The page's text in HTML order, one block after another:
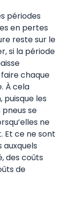
périodes
en pertes
reste sur le
si la période
chaque
À cela
puisque les
se
ne
Et ce ne sont
auxquels
des coûts
de